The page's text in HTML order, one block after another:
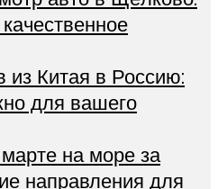
из Китая в Россию:
для вашего
на море за
направления для